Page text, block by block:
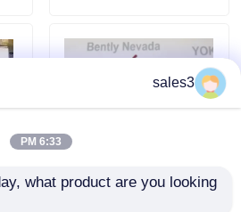
News
sales3
6:33 PM
what product are you looking